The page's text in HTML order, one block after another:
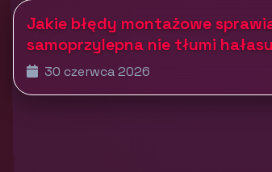
Jakie błędy montażowe
samoprzylepna nie tłumi
30 czerwca 2026